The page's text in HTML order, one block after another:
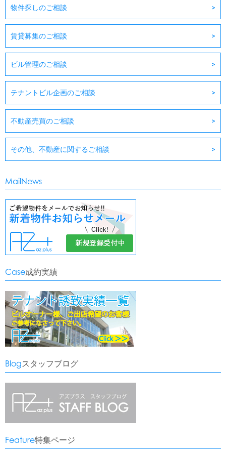
物件探しのご相談
賃貸募集のご相談
ビル管理のご相談
テナントビル企画のご相談
不動産売買のご相談
その他、不動産に関するご相談
MailNews
Case成約実績
Blogスタッフブログ
Feature特集ページ